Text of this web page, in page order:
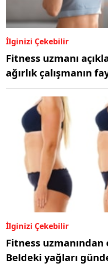
İlginizi Çekebilir
Fitness uzmanı
ağırlık çalışmanın
İlginizi Çekebilir
Fitness
Beldeki yağları